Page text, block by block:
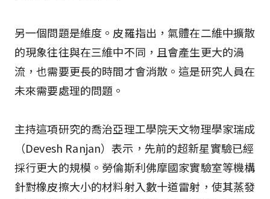
另一個問題是維度。皮羅指出，氣體在二維中擴散
的現象往往與在三維中不同，且會產生更大的渦
流，也需要更長的時間才會消散。這是研究人員在
未來需要處理的問題。
主持這項研究的喬治亞理工學院天文物理學家瑞成
（Devesh Ranjan）表示，先前的超新星實驗已經
採行更大的規模。勞倫斯利佛摩國家實驗室等機構
針對橡皮擦大小的材料射入數十道雷射，使其蒸發